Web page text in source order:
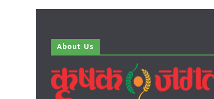
About Us